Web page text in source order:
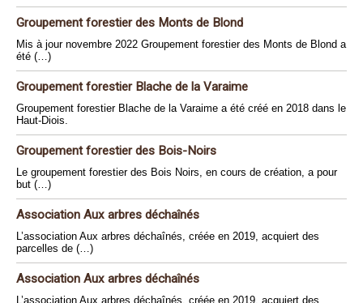
Groupement forestier des Monts de Blond
Mis à jour novembre 2022 Groupement forestier des Monts de Blond a
été (…)
Groupement forestier Blache de la Varaime
Groupement forestier Blache de la Varaime a été créé en 2018 dans le
Haut-Diois.
Groupement forestier des Bois-Noirs
Le groupement forestier des Bois Noirs, en cours de création, a pour
but (…)
Association Aux arbres déchaînés
L’association Aux arbres déchaînés, créée en 2019, acquiert des
parcelles de (…)
Association Aux arbres déchaînés
L’association Aux arbres déchaînés, créée en 2019, acquiert des